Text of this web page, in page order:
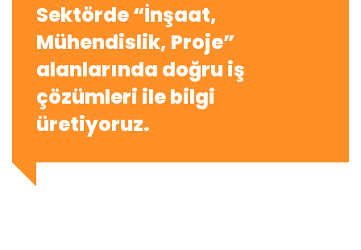
Sektörde “İnşaat,
Mühendislik, Proje”
alanlarında doğru iş
çözümleri ile bilgi
üretiyoruz.